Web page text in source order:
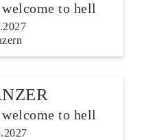
to hell
to hell